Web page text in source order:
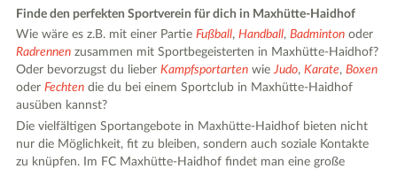
Finde den perfekten Sportverein für dich in Maxhütte-Haidhof
Wie wäre es z.B. mit einer PartieFußball,Handball,Badminton oder
Radrennen zusammen mit Sportbegeisterten in Maxhütte-Haidhof?
Oder bevorzugst du lieberKampfsportarten wieJudo,Karate,Boxen
oderFechten die du bei einem Sportclub in Maxhütte-Haidhof
ausüben kannst?
Die vielfältigen Sportangebote in Maxhütte-Haidhof bieten nicht
nur die Möglichkeit, fit zu bleiben, sondern auch soziale Kontakte
zu knüpfen. Im FC Maxhütte-Haidhof findet man eine große